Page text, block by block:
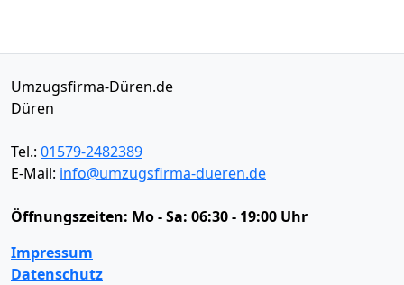
Umzugsfirma-Düren.de
Düren
Tel.: 01579-2482389
E-Mail: info@umzugsfirma-dueren.de
Öffnungszeiten: Mo - Sa: 06:30 - 19:00 Uhr
Impressum
Datenschutz